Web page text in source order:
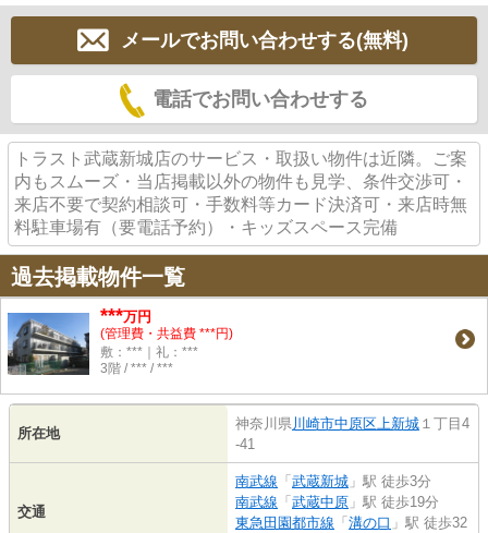
メールでお問い合わせする(無料)
電話でお問い合わせする
トラスト武蔵新城店のサービス・取扱い物件は近隣。ご案
内もスムーズ・当店掲載以外の物件も見学、条件交渉可・
来店不要で契約相談可・手数料等カード決済可・来店時無
料駐車場有（要電話予約）・キッズスペース完備
過去掲載物件一覧
***万円
(管理費・共益費 ***円)
敷：***｜礼：***
3階 / *** / ***
所在地
神奈川県川崎市中原区上新城 １丁目4
-41
交通
南武線 「 武蔵新城 」駅 徒歩3分
南武線 「 武蔵中原 」駅 徒歩19分
東急田園都市線 「 溝の口 」駅 徒歩32